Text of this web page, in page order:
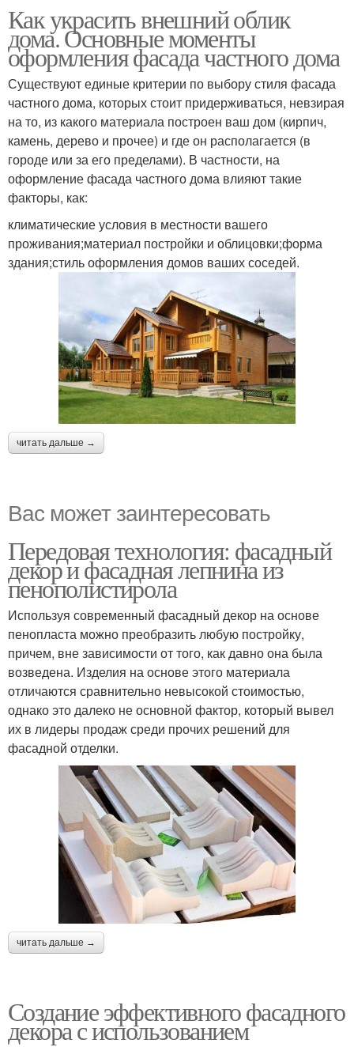
Как украсить внешний облик
дома. Основные моменты
оформления фасада частного дома
Существуют единые критерии по выбору стиля фасада
частного дома, которых стоит придерживаться, невзирая
на то, из какого материала построен ваш дом (кирпич,
камень, дерево и прочее) и где он располагается (в
городе или за его пределами). В частности, на
оформление фасада частного дома влияют такие
факторы, как:
климатические условия в местности вашего
проживания;материал постройки и облицовки;форма
здания;стиль оформления домов ваших соседей.
читать дальше →
Вас может заинтересовать
Передовая технология: фасадный
декор и фасадная лепнина из
пенополистирола
Используя современный фасадный декор на основе
пенопласта можно преобразить любую постройку,
причем, вне зависимости от того, как давно она была
возведена. Изделия на основе этого материала
отличаются сравнительно невысокой стоимостью,
однако это далеко не основной фактор, который вывел
их в лидеры продаж среди прочих решений для
фасадной отделки.
читать дальше →
Создание эффективного фасадного
декора с использованием